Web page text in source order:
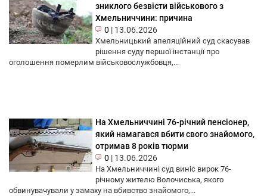
зниклого безвісти військового з
Хмельниччини: причина
0 | 13.06.2026
Хмельницький апеляційний суд скасував
рішення суду першої інстанції про
оголошення померлим військовослужбовця,...
На Хмельниччині 76-річний пенсіонер,
який намагався вбити свого знайомого,
отримав 8 років тюрми
0 | 13.06.2026
На Хмельниччині суд виніс вирок 76-
річному жителю Волочиська, якого
обвинувачували у замаху на вбивство знайомого,...